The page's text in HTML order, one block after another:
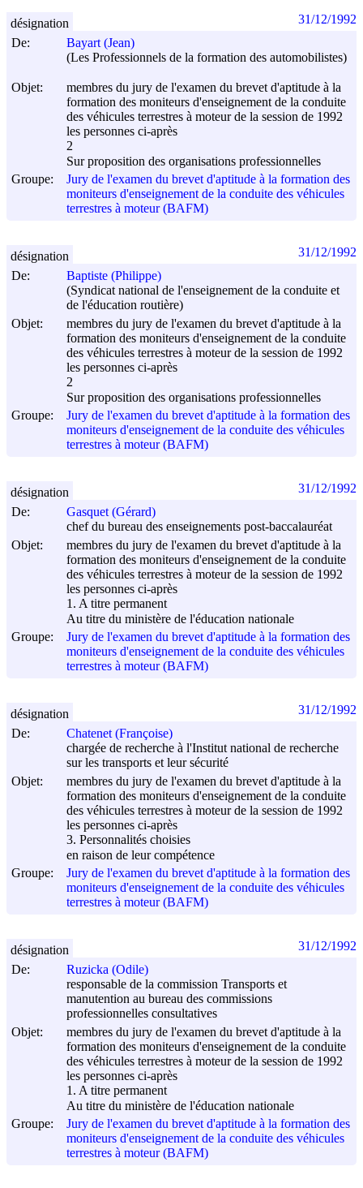
De:
Bayart (Jean)
(Les Professionnels de la formation des automobilistes)
Objet:
membres du jury de l'examen du brevet d'aptitude à la
formation des moniteurs d'enseignement de la conduite
des véhicules terrestres à moteur de la session de 1992
les personnes ci-après
2
Sur proposition des organisations professionnelles
Groupe:
Jury de l'examen du brevet d'aptitude à la formation des
moniteurs d'enseignement de la conduite des véhicules
terrestres à moteur (BAFM)
désignation 31/12/1992
De:
Baptiste (Philippe)
(Syndicat national de l'enseignement de la conduite et
de l'éducation routière)
Objet:
membres du jury de l'examen du brevet d'aptitude à la
formation des moniteurs d'enseignement de la conduite
des véhicules terrestres à moteur de la session de 1992
les personnes ci-après
2
Sur proposition des organisations professionnelles
Groupe:
Jury de l'examen du brevet d'aptitude à la formation des
moniteurs d'enseignement de la conduite des véhicules
terrestres à moteur (BAFM)
désignation 31/12/1992
De:
Gasquet (Gérard)
chef du bureau des enseignements post-baccalauréat
Objet:
membres du jury de l'examen du brevet d'aptitude à la
formation des moniteurs d'enseignement de la conduite
des véhicules terrestres à moteur de la session de 1992
les personnes ci-après
1. A titre permanent
Au titre du ministère de l'éducation nationale
Groupe:
Jury de l'examen du brevet d'aptitude à la formation des
moniteurs d'enseignement de la conduite des véhicules
terrestres à moteur (BAFM)
désignation 31/12/1992
De:
Chatenet (Françoise)
chargée de recherche à l'Institut national de recherche
sur les transports et leur sécurité
Objet:
membres du jury de l'examen du brevet d'aptitude à la
formation des moniteurs d'enseignement de la conduite
des véhicules terrestres à moteur de la session de 1992
les personnes ci-après
3. Personnalités choisies
en raison de leur compétence
Groupe:
Jury de l'examen du brevet d'aptitude à la formation des
moniteurs d'enseignement de la conduite des véhicules
terrestres à moteur (BAFM)
désignation 31/12/1992
De:
Ruzicka (Odile)
responsable de la commission Transports et
manutention au bureau des commissions
professionnelles consultatives
Objet:
membres du jury de l'examen du brevet d'aptitude à la
formation des moniteurs d'enseignement de la conduite
des véhicules terrestres à moteur de la session de 1992
les personnes ci-après
1. A titre permanent
Au titre du ministère de l'éducation nationale
Groupe:
Jury de l'examen du brevet d'aptitude à la formation des
moniteurs d'enseignement de la conduite des véhicules
terrestres à moteur (BAFM)
désignation 31/12/1992